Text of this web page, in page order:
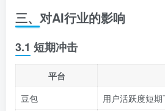
三、对AI行业的影响
3.1 短期冲击
平台
豆包
用户活跃度短期